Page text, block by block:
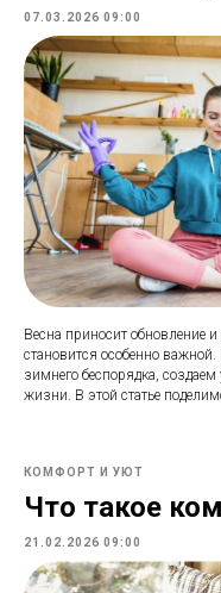
07.03.2026 09:00
Весна приносит обновление
становится особенно
зимнего беспорядка,
жизни. В этой статье
КОМФОРТ И УЮТ
Что такое
21.02.2026 09:00